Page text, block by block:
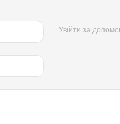
Увійти за